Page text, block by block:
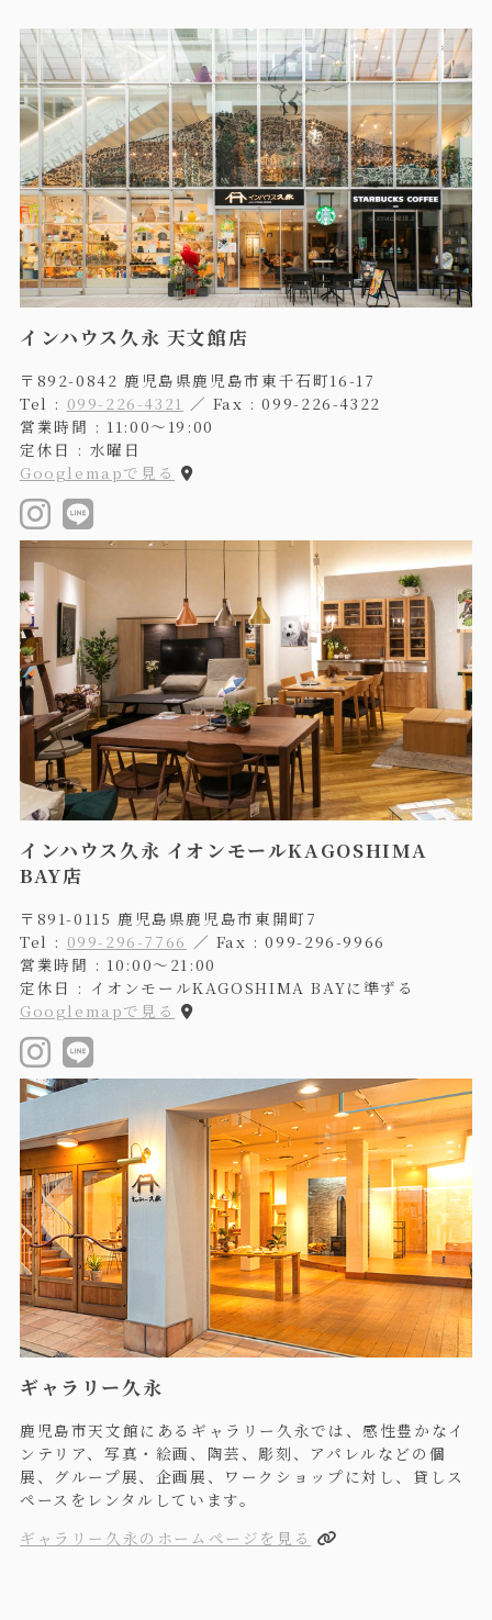
インハウス久永 天文館店
〒892-0842 鹿児島県鹿児島市東千石町16-17
Tel : 099-226-4321 ／ Fax : 099-226-4322
営業時間 : 11:00〜19:00
定休日 : 水曜日
Googlemapで見る
インハウス久永 イオンモールKAGOSHIMA
BAY店
〒891-0115 鹿児島県鹿児島市東開町7
Tel : 099-296-7766 ／ Fax : 099-296-9966
営業時間 : 10:00〜21:00
定休日 : イオンモールKAGOSHIMA BAYに準ずる
Googlemapで見る
ギャラリー久永
鹿児島市天文館にあるギャラリー久永では、感性豊かなイ
ンテリア、写真・絵画、陶芸、彫刻、アパレルなどの個
展、グループ展、企画展、ワークショップに対し、貸しス
ペースをレンタルしています。
ギャラリー久永のホームページを見る